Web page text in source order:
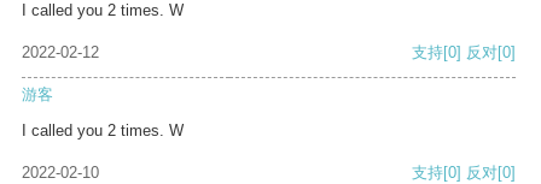
I called you 2 times. W
2022-02-12 支持[0] 反对[0]
游客
I called you 2 times. W
2022-02-10 支持[0] 反对[0]